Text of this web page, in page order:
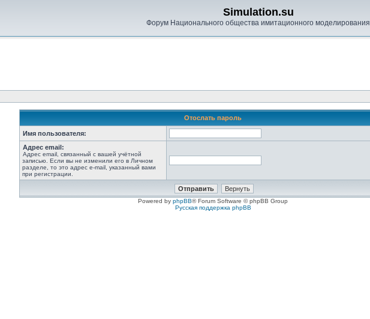
Simulation.su
Форум Национального общества имитационного моделирования
Отослать пароль
Имя пользователя:
Адрес email:
Адрес email, связанный с вашей учётной
записью. Если вы не изменили его в Личном
разделе, то это адрес e-mail, указанный вами
при регистрации.
Powered by phpBB® Forum Software © phpBB Group
Русская поддержка phpBB